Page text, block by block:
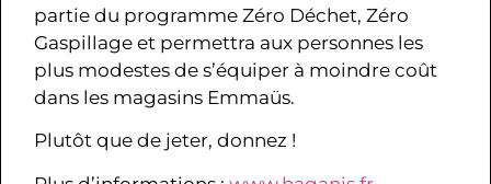
partie du programme Zéro Déchet, Zéro
Gaspillage et permettra aux personnes les
plus modestes de s’équiper à moindre coût
dans les magasins Emmaüs.
Plutôt que de jeter, donnez !